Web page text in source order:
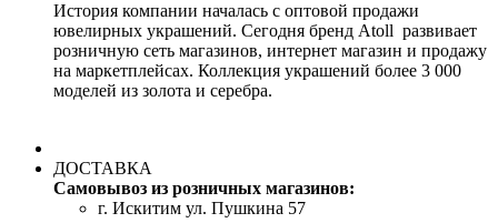
История компании началась с оптовой продажи
ювелирных украшений. Сегодня бренд Atoll развивает
розничную сеть магазинов, интернет магазин и продажу
на маркетплейсах. Коллекция украшений более 3 000
моделей из золота и серебра.
ДОСТАВКА
Самовывоз из розничных магазинов:
г. Искитим ул. Пушкина 57